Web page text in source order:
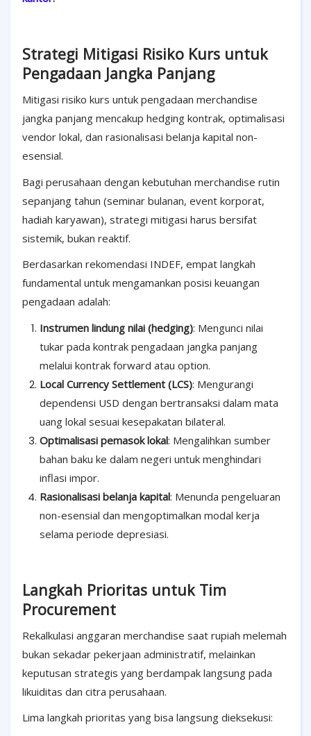
Strategi Mitigasi Risiko Kurs untuk
Pengadaan Jangka Panjang
Mitigasi risiko kurs untuk pengadaan merchandise
jangka panjang mencakup hedging kontrak, optimalisasi
vendor lokal, dan rasionalisasi belanja kapital non-
esensial.
Bagi perusahaan dengan kebutuhan merchandise rutin
sepanjang tahun (seminar bulanan, event korporat,
hadiah karyawan), strategi mitigasi harus bersifat
sistemik, bukan reaktif.
Berdasarkan rekomendasi INDEF, empat langkah
fundamental untuk mengamankan posisi keuangan
pengadaan adalah:
Instrumen lindung nilai (hedging): Mengunci nilai
tukar pada kontrak pengadaan jangka panjang
melalui kontrak forward atau option.
Local Currency Settlement (LCS): Mengurangi
dependensi USD dengan bertransaksi dalam mata
uang lokal sesuai kesepakatan bilateral.
Optimalisasi pemasok lokal: Mengalihkan sumber
bahan baku ke dalam negeri untuk menghindari
inflasi impor.
Rasionalisasi belanja kapital: Menunda pengeluaran
non-esensial dan mengoptimalkan modal kerja
selama periode depresiasi.
Langkah Prioritas untuk Tim
Procurement
Rekalkulasi anggaran merchandise saat rupiah melemah
bukan sekadar pekerjaan administratif, melainkan
keputusan strategis yang berdampak langsung pada
likuiditas dan citra perusahaan.
Lima langkah prioritas yang bisa langsung dieksekusi: